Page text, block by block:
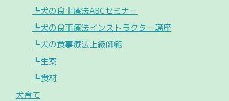
┗犬の食事療法ABCセミナー
┗犬の食事療法インストラクター講座
┗犬の食事療法上級師範
┗生薬
┗食材
犬育て